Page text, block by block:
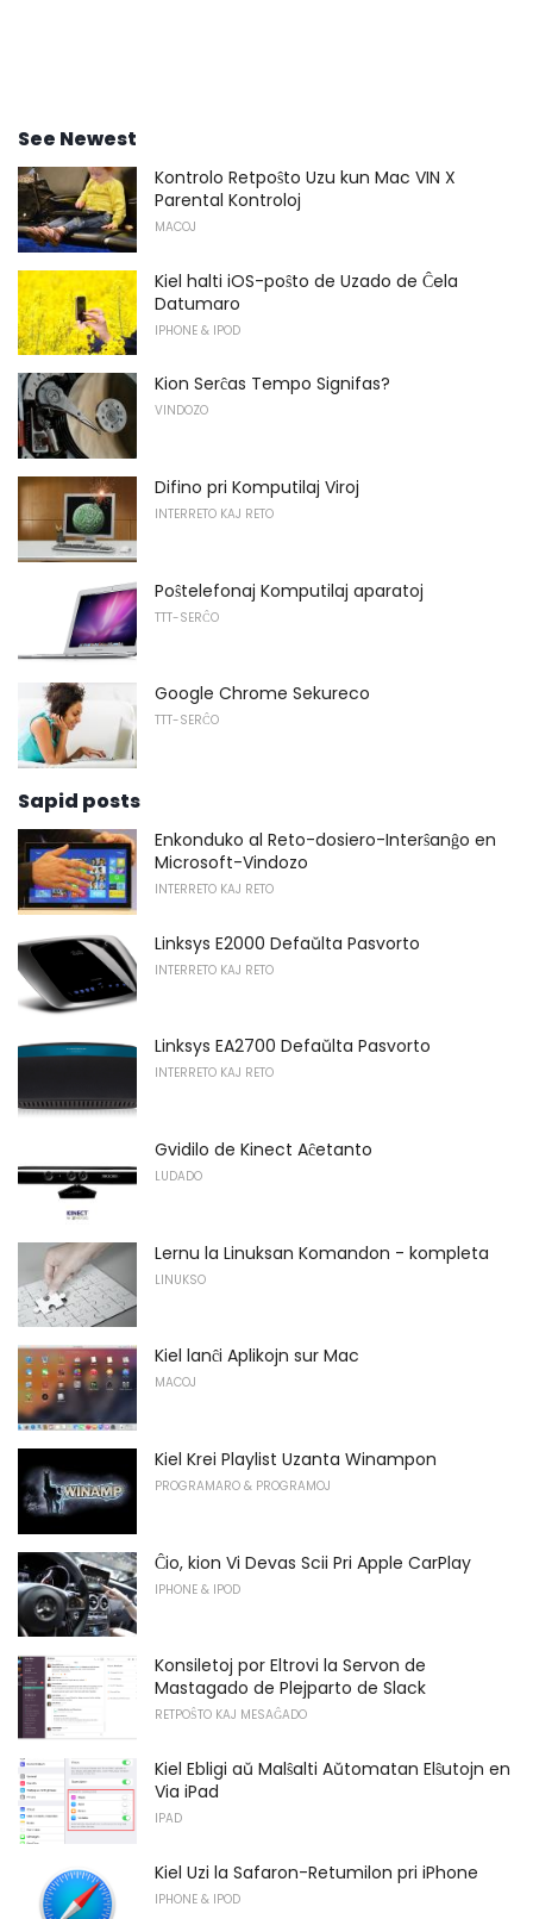
See Newest
Kontrolo Retpoŝto Uzu kun Mac VIN X
Parental Kontroloj
MACOJ
Kiel halti iOS-poŝto de Uzado de Ĉela
Datumaro
IPHONE & IPOD
Kion Serĉas Tempo Signifas?
VINDOZO
Difino pri Komputilaj Viroj
INTERRETO KAJ RETO
Poŝtelefonaj Komputilaj aparatoj
TTT-SERĈO
Google Chrome Sekureco
TTT-SERĈO
Sapid posts
Enkonduko al Reto-dosiero-Interŝanĝo en
Microsoft-Vindozo
INTERRETO KAJ RETO
Linksys E2000 Defaŭlta Pasvorto
INTERRETO KAJ RETO
Linksys EA2700 Defaŭlta Pasvorto
INTERRETO KAJ RETO
Gvidilo de Kinect Aĉetanto
LUDADO
Lernu la Linuksan Komandon - kompleta
LINUKSO
Kiel lanĉi Aplikojn sur Mac
MACOJ
Kiel Krei Playlist Uzanta Winampon
PROGRAMARO & PROGRAMOJ
Ĉio, kion Vi Devas Scii Pri Apple CarPlay
IPHONE & IPOD
Konsiletoj por Eltrovi la Servon de
Mastagado de Plejparto de Slack
RETPOŜTO KAJ MESAĜADO
Kiel Ebligi aŭ Malŝalti Aŭtomatan Elŝutojn en
Via iPad
IPAD
Kiel Uzi la Safaron-Retumilon pri iPhone
IPHONE & IPOD